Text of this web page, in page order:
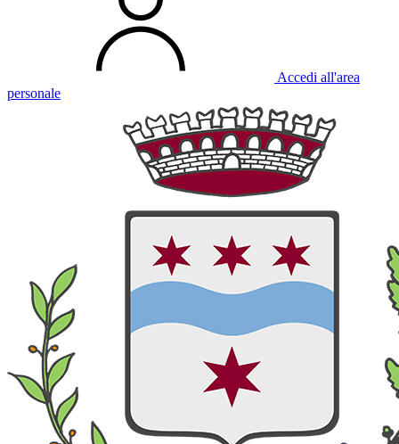
Accedi all'area
personale